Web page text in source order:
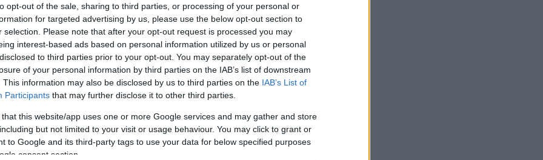
opt-out of the sale, sharing to third parties, or processing of your personal or
for targeted advertising by us, please use the below opt-out section to
selection. Please note that after your opt-out request is processed you may
interest-based ads based on personal information utilized by us or personal
to third parties prior to your opt-out. You may separately opt-out of the
of your personal information by third parties on the IAB’s list of downstream
This information may also be disclosed by us to third parties on the IAB’s List of
Participants that may further disclose it to other third parties.
that this website/app uses one or more Google services and may gather and store
but not limited to your visit or usage behaviour. You may click to grant or
to Google and its third-party tags to use your data for below specified purposes
consent section.
Auctioneers)
το ΕΘΝΟΣ στη Google
τοΓουίνι το Αρκουδάκικαι του καλού
δεκαετίες σε ένα συρτάρι, αναμένεται να